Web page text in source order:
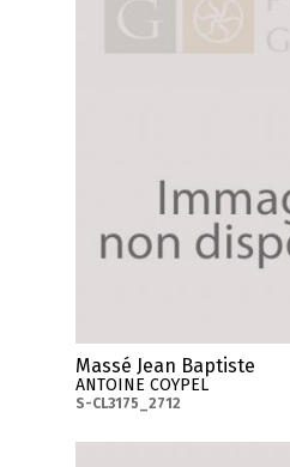
Massé Jean Baptiste
ANTOINE COYPEL
S-CL3175_2712